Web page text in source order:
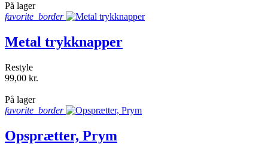
På lager
favorite_border
Metal trykknapper
Restyle
99,00 kr.
På lager
favorite_border
Opsprætter, Prym